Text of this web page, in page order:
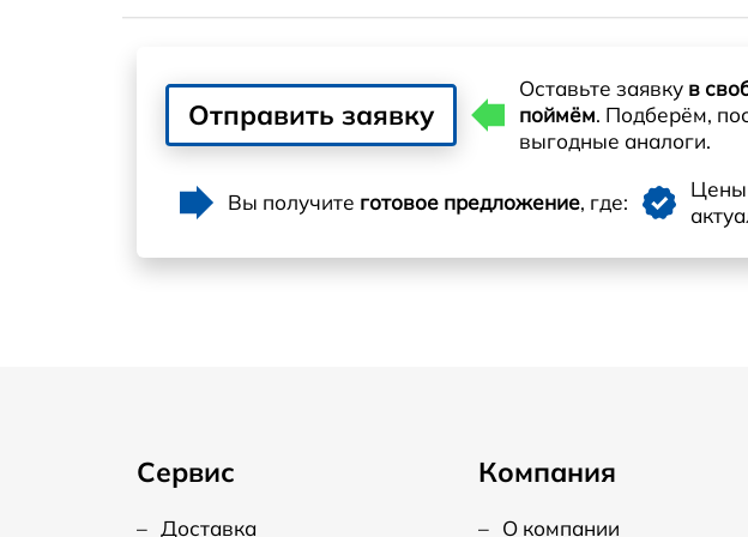
Отправить заявку
Оставьте заявку в
поймём. Подберём,
выгодные аналоги.
Вы получите готовое предложение, где:
Цены
Сервис
– Доставка
Компания
– О компании